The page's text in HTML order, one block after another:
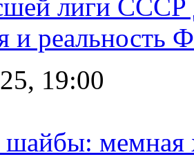
лиги СССР
и реальность
19:00
мемная